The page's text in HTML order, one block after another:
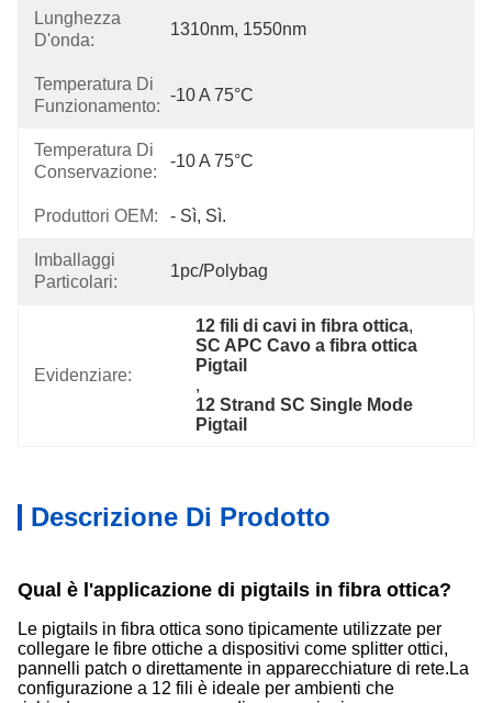
Lunghezza
D'onda:
1310nm, 1550nm
Temperatura Di
Funzionamento:
-10 A 75°C
Temperatura Di
Conservazione:
-10 A 75°C
Produttori OEM: - Sì, Sì.
Imballaggi
Particolari:
1pc/polybag
Evidenziare:
12 fili di cavi in fibra ottica,
SC APC Cavo a fibra ottica
Pigtail
,
12 Strand SC Single Mode
Pigtail
Descrizione Di Prodotto
Qual è l'applicazione di pigtails in fibra ottica?
Le pigtails in fibra ottica sono tipicamente utilizzate per
collegare le fibre ottiche a dispositivi come splitter ottici,
pannelli patch o direttamente in apparecchiature di rete.La
configurazione a 12 fili è ideale per ambienti che